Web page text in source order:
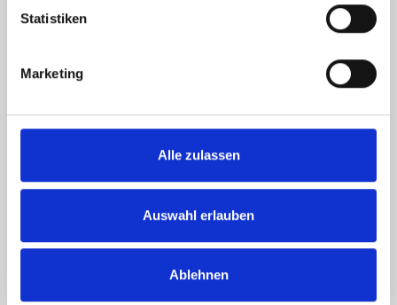
Statistiken
Marketing
Alle zulassen
Auswahl erlauben
Ablehnen
finden
Sie planen den
Nürnberg
? Sie möchten zügig und
sicher den passenden Käufer finden? Geben Sie die
wichtigsten Daten zu Ihrem Objekt in das nachfolgende
Formular ein. Senden Sie uns dann Ihre
Verkaufsanfrage. Unsere Makler für Nürnberg
besprechen mit Ihnen Ihr Projekt.